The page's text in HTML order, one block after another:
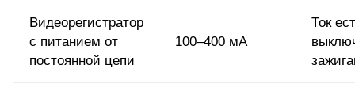
Видеорегистратор
с питанием от
постоянной цепи
100–400 мА
Ток